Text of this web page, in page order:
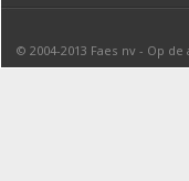
© 2004-2013 Faes nv - Op de